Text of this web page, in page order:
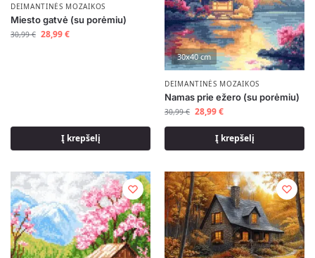
DEIMANTINĖS MOZAIKOS
Miesto gatvė (su porėmiu)
30,99€ 28,99€
Į krepšelį
30x40 cm
DEIMANTINĖS MOZAIKOS
Namas prie ežero (su porėmiu)
30,99€ 28,99€
Į krepšelį